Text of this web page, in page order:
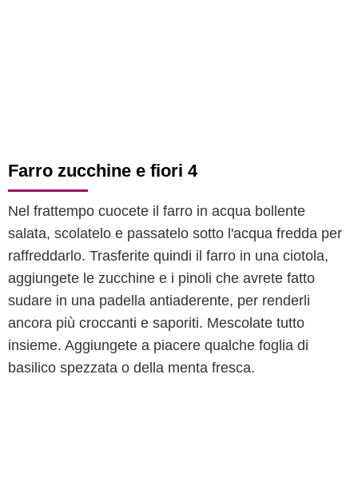
Farro zucchine e fiori 4
Nel frattempo cuocete il farro in acqua bollente
salata, scolatelo e passatelo sotto l'acqua fredda per
raffreddarlo. Trasferite quindi il farro in una ciotola,
aggiungete le zucchine e i pinoli che avrete fatto
sudare in una padella antiaderente, per renderli
ancora più croccanti e saporiti. Mescolate tutto
insieme. Aggiungete a piacere qualche foglia di
basilico spezzata o della menta fresca.